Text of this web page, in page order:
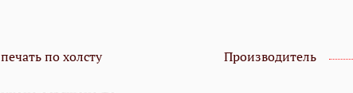
печать по холсту Производитель